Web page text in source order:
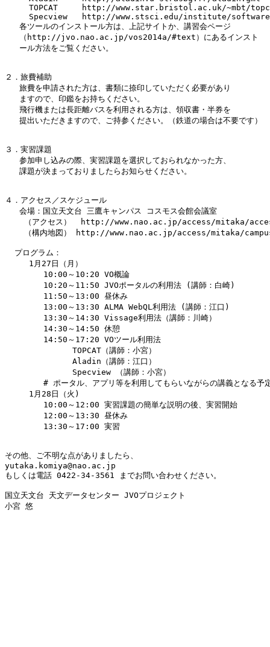
     TOPCAT	http://www.star.bristol.ac.uk/~mbt/topcat/
     Specview	http://www.stsci.edu/institute/software_hardware/specview
   各ツールのインストール方は、上記サイトか、講習会ページ
   （http://jvo.nao.ac.jp/vos2014a/#text）にあるインスト
   ール方法をご覧ください。
２．旅費補助
   旅費を申請された方は、書類に捺印していただく必要があり
   ますので、印鑑をお持ちください。
   飛行機または長距離バスを利用される方は、領収書・半券を
   提出いただきますので、ご持参ください。（鉄道の場合は不要です）
３．実習課題
   参加申し込みの際、実習課題を選択しておられなかった方、
   課題が決まっておりましたらお知らせください。
４．アクセス／スケジュール
   会場：国立天文台 三鷹キャンパス コスモス会館会議室
（アクセス）  http://www.nao.ac.jp/access/mitaka/
（構内地図） http://www.nao.ac.jp/access/mitaka/
  プログラム：
     1月27日（月）
        10:00～10:20 VO概論
        10:20～11:50 JVOポータルの利用法 (講師：白崎)
        11:50～13:00 昼休み
        13:00～13:30 ALMA WebQL利用法 (講師：江口)
        13:30～14:30 Vissage利用法（講師：川崎）
        14:50～17:20 VOツール利用法
              TOPCAT（講師：小宮）
              Aladin（講師：江口）
              Specview （講師：小宮）
# ポータル、アプリ等を利用してもらいながらの講義となる予
     1月28日（火)
        10:00～12:00 実習課題の簡単な説明の後、実習開始
        12:00～13:30 昼休み
        13:30～17:00 実習
その他、ご不明な点がありましたら、
yutaka.komiya@nao.ac.jp
もしくは電話 0422-34-3561 までお問い合わせください。
国立天文台 天文データセンター JVOプロジェクト
小宮 悠